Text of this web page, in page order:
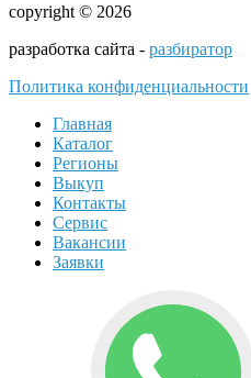
copyright © 2026
разработка сайта - разбиратор
Политика конфиденциальности
Главная
Каталог
Регионы
Выкуп
Контакты
Сервис
Вакансии
Заявки